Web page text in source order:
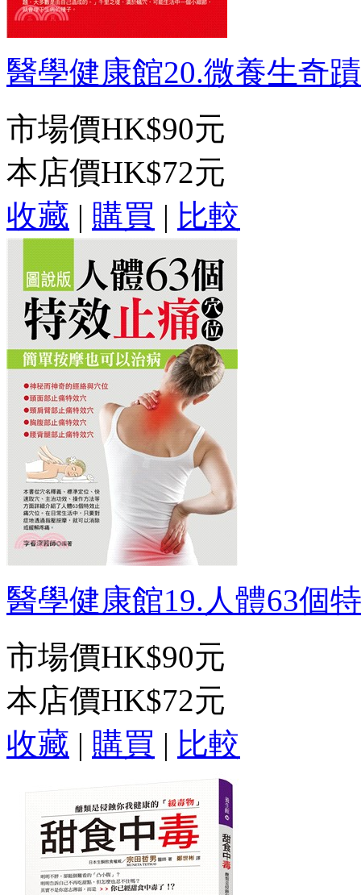
醫學健康館20.微養生奇
市場價HK$90元
本店價HK$72元
收藏 | 購買 | 比較
醫學健康館19.人體63個
市場價HK$90元
本店價HK$72元
收藏 | 購買 | 比較